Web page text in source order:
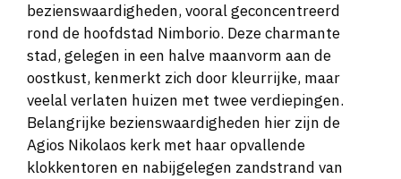
bezienswaardigheden, vooral geconcentreerd
rond de hoofdstad Nimborio. Deze charmante
stad, gelegen in een halve maanvorm aan de
oostkust, kenmerkt zich door kleurrijke, maar
veelal verlaten huizen met twee verdiepingen.
Belangrijke bezienswaardigheden hier zijn de
Agios Nikolaos kerk met haar opvallende
klokkentoren en nabijgelegen zandstrand van